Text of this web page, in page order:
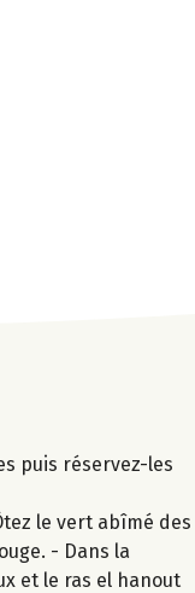
puis réservez-les
le vert abîmé des
- Dans la
et le ras el hanout